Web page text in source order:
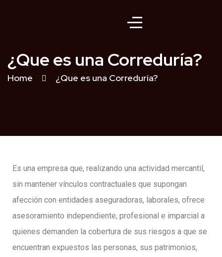
¿Que es una Correduría?
Home ¿Que es una Correduría?
Es una empresa que, realizando una actividad mercantil,
sin mantener vínculos contractuales que supongan
afección con entidades aseguradoras, laborales, ofrece
asesoramiento independiente, profesional e imparcial a
quienes demanden la cobertura de sus riesgos a que se
encuentran expuestos las personas, sus patrimonios,